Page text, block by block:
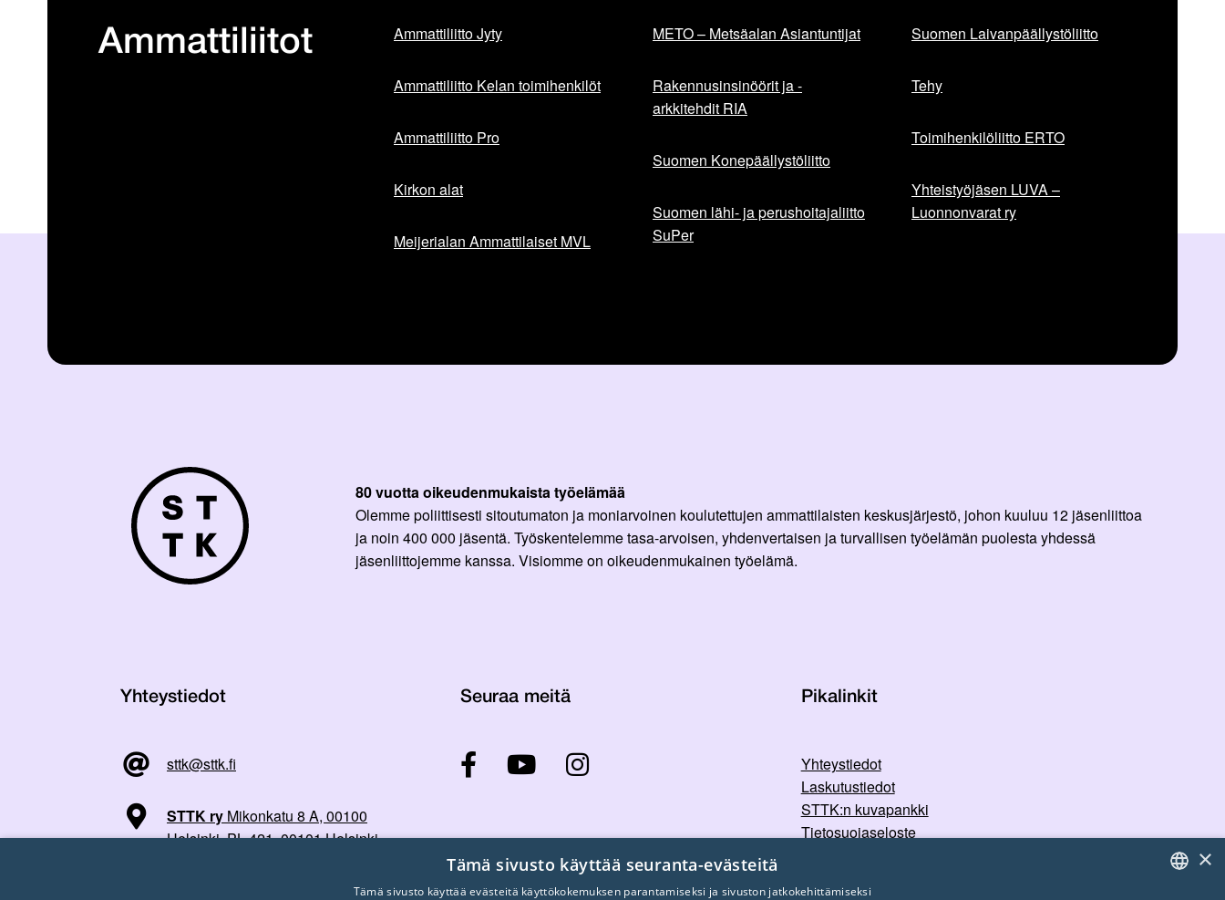
Ammattiliitot Ammattiliitto Jyty
Ammattiliitto Kelan toimihenkilöt
Ammattiliitto Pro
Kirkon alat
Meijerialan Ammattilaiset MVL
METO – Metsäalan Asiantuntijat
Rakennusinsinöörit ja -
arkkitehdit RIA
Suomen Konepäällystöliitto
Suomen lähi- ja perushoitajaliitto
SuPer
Suomen Laivanpäällystöliitto
Tehy
Toimihenkilöliitto ERTO
Yhteistyöjäsen LUVA –
Luonnonvarat ry
80 vuotta oikeudenmukaista työelämää
Olemme poliittisesti sitoutumaton ja moniarvoinen koulutettujen ammattilaisten keskusjärjestö, johon kuuluu 12 jäsenliittoa
ja noin 400 000 jäsentä. Työskentelemme tasa-arvoisen, yhdenvertaisen ja turvallisen työelämän puolesta yhdessä
jäsenliittojemme kanssa. Visiomme on oikeudenmukainen työelämä.
Yhteystiedot
sttk@sttk.fi
STTK ry Mikonkatu 8 A, 00100
Helsinki, PL 421, 00101 Helsinki
Seuraa meitä Pikalinkit
Yhteystiedot
Laskutustiedot
STTK:n kuvapankki
Tietosuojaseloste
×
Tämä sivusto käyttää seuranta-evästeitä
Tämä sivusto käyttää evästeitä käyttökokemuksen parantamiseksi ja sivuston jatkokehittämiseksi